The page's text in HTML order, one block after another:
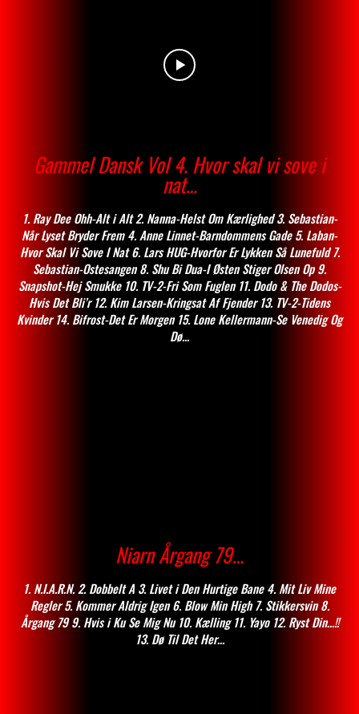
Gammel Dansk Vol 4. Hvor skal vi sove i
nat…
1. Ray Dee Ohh-Alt i Alt 2. Nanna-Helst Om Kærlighed 3. Sebastian-
Når Lyset Bryder Frem 4. Anne Linnet-Barndommens Gade 5. Laban-
Hvor Skal Vi Sove I Nat 6. Lars HUG-Hvorfor Er Lykken Så Lunefuld 7.
Sebastian-Ostesangen 8. Shu Bi Dua-I Østen Stiger Olsen Op 9.
Snapshot-Hej Smukke 10. TV-2-Fri Som Fuglen 11. Dodo & The Dodos-
Hvis Det Bli’r 12. Kim Larsen-Kringsat Af Fjender 13. TV-2-Tidens
Kvinder 14. Bifrost-Det Er Morgen 15. Lone Kellermann-Se Venedig Og
Dø...
Niarn Årgang 79…
1. N.I.A.R.N. 2. Dobbelt A 3. Livet i Den Hurtige Bane 4. Mit Liv Mine
Regler 5. Kommer Aldrig Igen 6. Blow Min High 7. Stikkersvin 8.
Årgang 79 9. Hvis i Ku Se Mig Nu 10. Kælling 11. Yayo 12. Ryst Din…!!
13. Dø Til Det Her…